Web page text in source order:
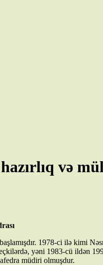
və
1978-ci ilə kimi
yəni 1983-cü ildən
müdiri olmuşdur.